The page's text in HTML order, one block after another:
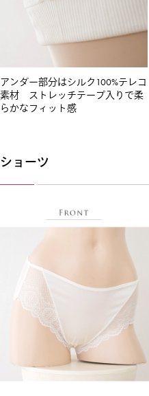
アンダー部分はシルク100%テレコ
素材 ストレッチテープ入りで柔
らかなフィット感
ショーツ